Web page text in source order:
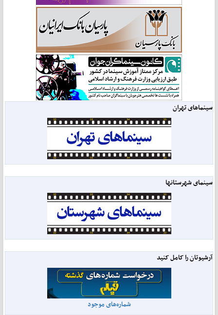
سینماهای تهران
سینمای شهرستانها
آرشیوتان را کامل کنید
شماره‌های موجود